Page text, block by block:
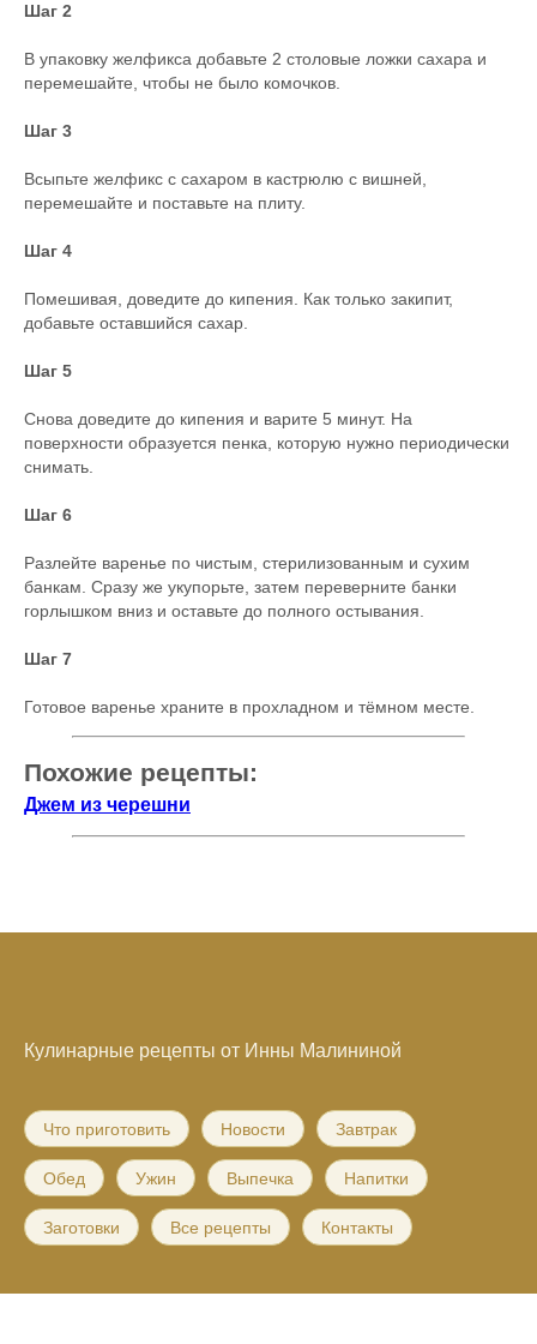
Шаг 2
В упаковку желфикса добавьте 2 столовые ложки сахара и
перемешайте, чтобы не было комочков.
Шаг 3
Всыпьте желфикс с сахаром в кастрюлю с вишней,
перемешайте и поставьте на плиту.
Шаг 4
Помешивая, доведите до кипения. Как только закипит,
добавьте оставшийся сахар.
Шаг 5
Снова доведите до кипения и варите 5 минут. На
поверхности образуется пенка, которую нужно периодически
снимать.
Шаг 6
Разлейте варенье по чистым, стерилизованным и сухим
банкам. Сразу же укупорьте, затем переверните банки
горлышком вниз и оставьте до полного остывания.
Шаг 7
Готовое варенье храните в прохладном и тёмном месте.
Похожие рецепты:
Джем из черешни
Кулинарные рецепты от Инны Малининой
Что приготовить Новости Завтрак
Обед Ужин Выпечка Напитки
Заготовки Все рецепты Контакты